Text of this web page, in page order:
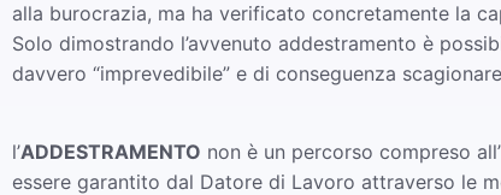
alla burocrazia, ma ha verificato concretamente la
Solo dimostrando l’avvenuto addestramento è
davvero “imprevedibile” e di conseguenza
l’ADDESTRAMENTO non è un percorso compreso
essere garantito dal Datore di Lavoro attraverso le